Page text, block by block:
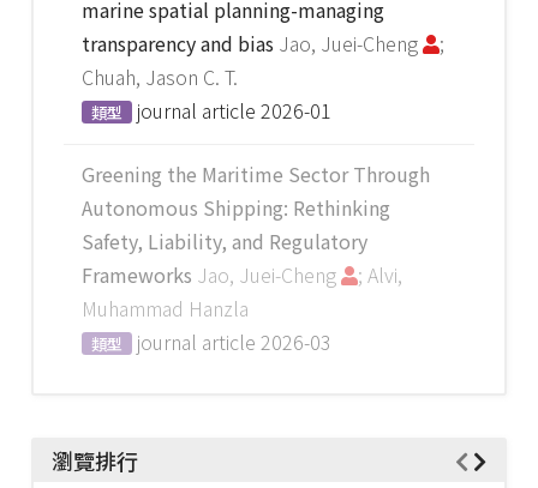
marine spatial planning-managing
transparency and bias Jao, Juei-Cheng
;
Chuah, Jason C. T.
類型 journal article 2026-01
Greening the Maritime Sector Through
Autonomous Shipping: Rethinking
Safety, Liability, and Regulatory
Frameworks Jao, Juei-Cheng
; Alvi,
Muhammad Hanzla
類型 journal article 2026-03
瀏覽排行